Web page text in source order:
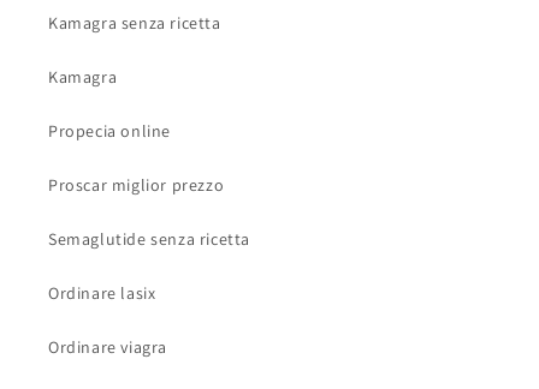
Kamagra senza ricetta
Kamagra
Propecia online
Proscar miglior prezzo
Semaglutide senza ricetta
Ordinare lasix
Ordinare viagra